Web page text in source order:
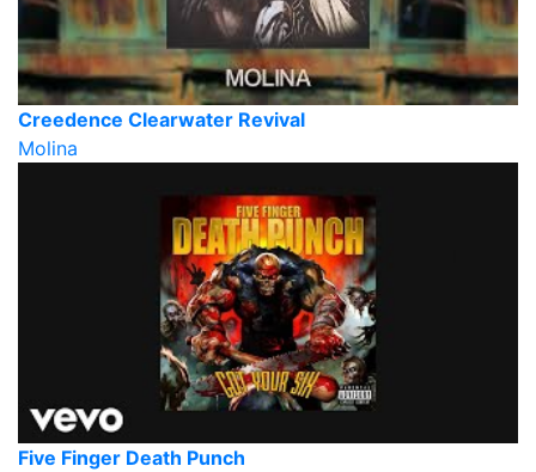
Creedence Clearwater Revival
Molina
Five Finger Death Punch